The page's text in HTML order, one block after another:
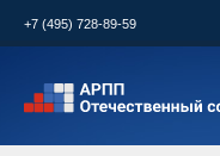
+7 (495) 728-89-59